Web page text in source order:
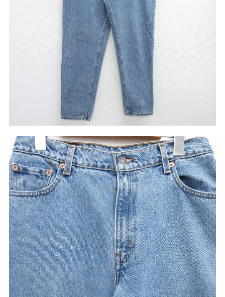
カ行 サ行
ハ行 マ行
Search by Itemアイテムから探す
ジャケット スウェット
長袖シャツ 半袖シャツ
パンツ レディース 子供服
雑貨/小物
Search by Particularこだわりから探す
Search by Sizeサイズから探す（メンズ）
ジャケット XS S M L XL